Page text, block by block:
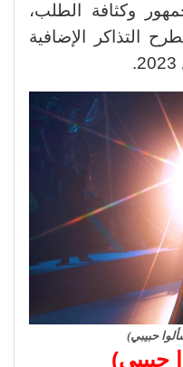
وكثافة الطلب،
التذاكر الإضافية
حبيبي)
حبيبي)